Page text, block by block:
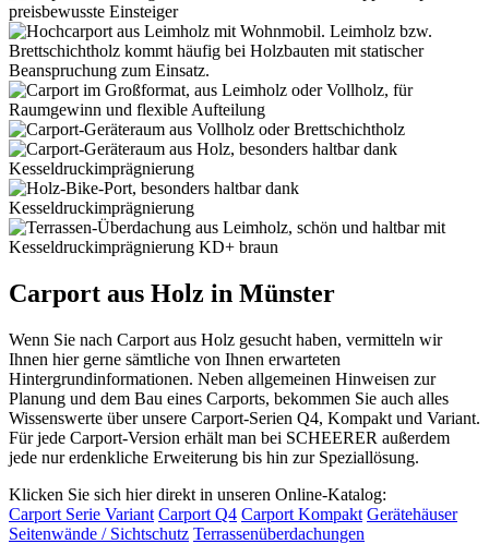
Carport aus Holz in Münster
Wenn Sie nach Carport aus Holz gesucht haben, vermitteln wir
Ihnen hier gerne sämtliche von Ihnen erwarteten
Hintergrundinformationen. Neben allgemeinen Hinweisen zur
Planung und dem Bau eines Carports, bekommen Sie auch alles
Wissenswerte über unsere Carport-Serien Q4, Kompakt und Variant.
Für jede Carport-Version erhält man bei SCHEERER außerdem
jede nur erdenkliche Erweiterung bis hin zur Speziallösung.
Klicken Sie sich hier direkt in unseren Online-Katalog:
Carport Serie Variant Carport Q4 Carport Kompakt Gerätehäuser
Seitenwände / Sichtschutz Terrassenüberdachungen